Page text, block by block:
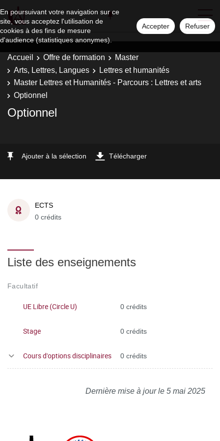
En poursuivant votre navigation sur ce
site, vous acceptez l'utilisation de
cookies à des fins de mesure
d'audience (statistiques anonymes).
Accepter Refuser
Accueil Offre de formation
Master
Arts, Lettres, Langues
Lettres et humanités
Master Lettres et Humanités - Parcours : Lettres et arts
Optionnel
Optionnel
Ajouter à la sélection Télécharger
ECTS
0 crédits
Liste des enseignements
Facultatif
UE Libre (Circle U) 0 crédits
Stage 0 crédits
Cours d'options disciplinaires 0 crédits
Dernière mise à jour le 5 mai 2025